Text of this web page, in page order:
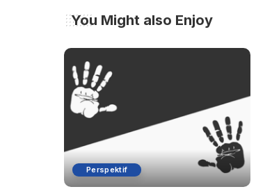
You Might also Enjoy
Perspektif